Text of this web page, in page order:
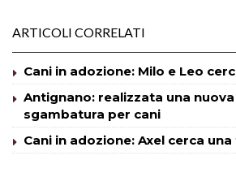
ARTICOLI CORRELATI
Cani in adozione: Milo e Leo
Antignano: realizzata una
sgambatura per cani
Cani in adozione: Axel cerca